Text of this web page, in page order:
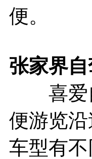
便。
张家界
喜爱自
便游览
车型有